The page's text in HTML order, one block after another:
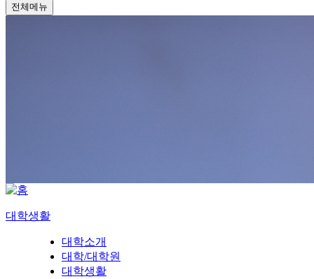
전체메뉴
대학생활
대학소개
대학/대학원
대학생활